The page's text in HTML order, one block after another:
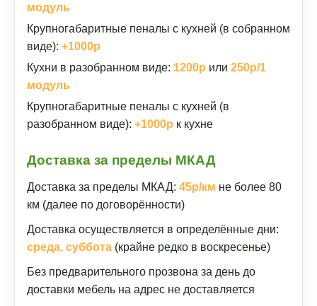
модуль
Крупногабаритные пеналы с кухней (в собранном
виде): +1000р
Кухни в разобранном виде: 1200р или 250р/1
модуль
Крупногабаритные пеналы с кухней (в
разобранном виде): +1000р к кухне
Доставка за пределы МКАД
Доставка за пределы МКАД: 45р/км не более 80
км (далее по договорённости)
Доставка осуществляется в определённые дни:
среда, суббота (крайне редко в воскресенье)
Без предварительного прозвона за день до
доставки мебель на адрес не доставляется